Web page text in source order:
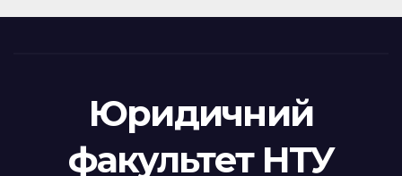
Юридичний
факультет НТУ